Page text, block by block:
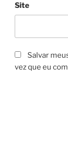
Site
Salvar
vez que eu